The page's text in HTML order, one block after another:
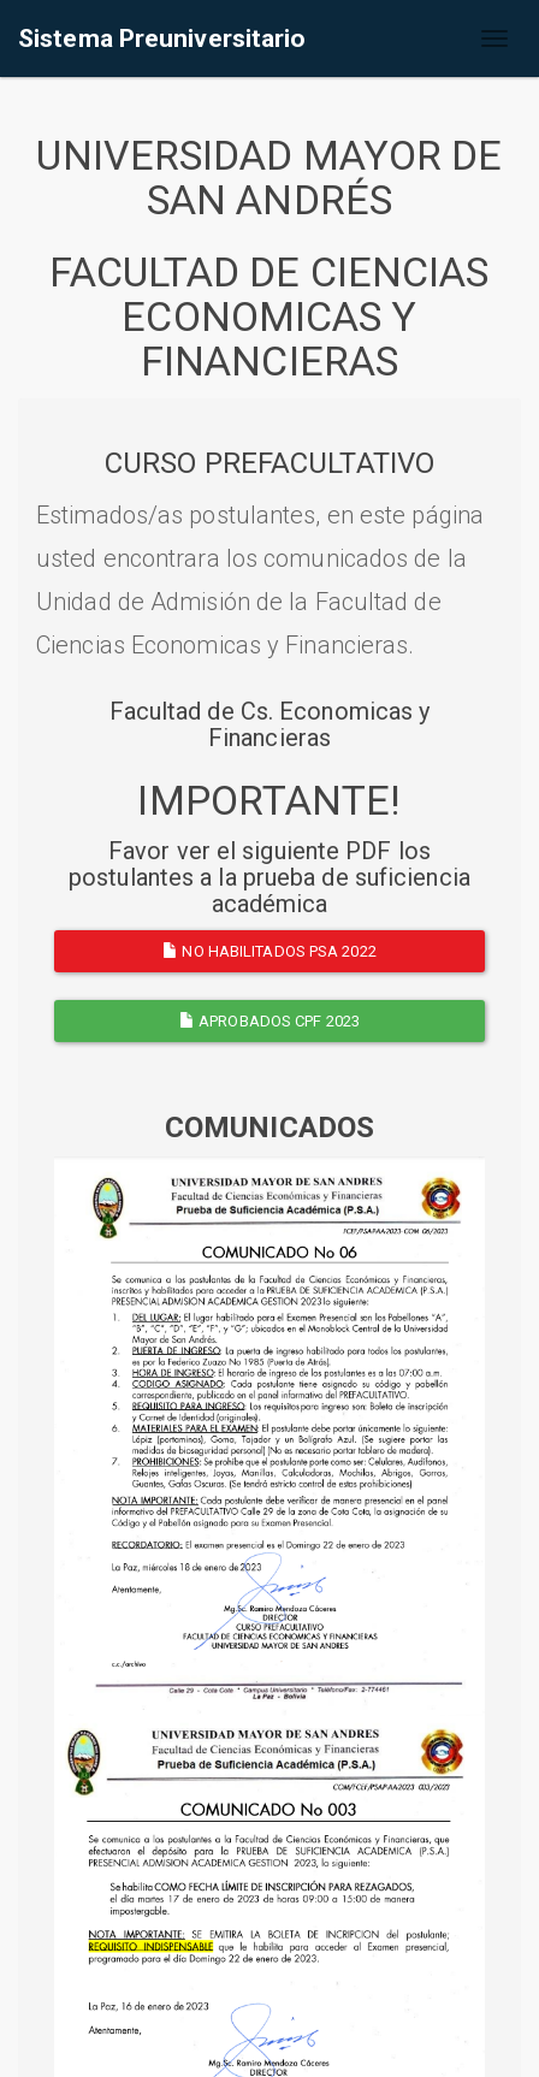
Sistema Preuniversitario
UNIVERSIDAD MAYOR DE
SAN ANDRÉS
FACULTAD DE CIENCIAS
ECONOMICAS Y
FINANCIERAS
CURSO PREFACULTATIVO
Estimados/as postulantes, en este página
usted encontrara los comunicados de la
Unidad de Admisión de la Facultad de
Ciencias Economicas y Financieras.
Facultad de Cs. Economicas y
Financieras
IMPORTANTE!
Favor ver el siguiente PDF los
postulantes a la prueba de suficiencia
académica
NO HABILITADOS PSA 2022
APROBADOS CPF 2023
COMUNICADOS